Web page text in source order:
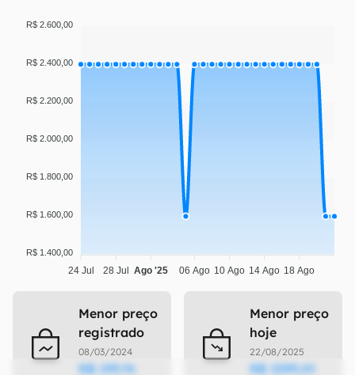
R$ 2.600,00
R$ 2.400,00
R$ 2.200,00
R$ 2.000,00
R$ 1.800,00
R$ 1.600,00
R$ 1.400,00
24 Jul 28 Jul Ago '25 06 Ago 10 Ago 14 Ago 18 Ago
Menor preço
registrado
08/03/2024
R$ 199,96
Menor preço
hoje
22/08/2025
R$ 1599,00